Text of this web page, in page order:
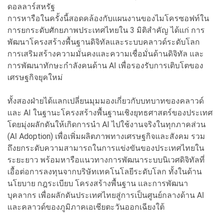
ดอลลาร์สหรัฐ
การหารือในครั้งนี้สอดคล้องกับแผนงานของไมโครซอฟท์ใน
การยกระดับศักยภาพประเทศไทยใน 3 มิติสำคัญ ได้แก่ การ
พัฒนาโครงสร้างพื้นฐานดิจิทัลและระบบคลาวด์ระดับโลก
การเสริมสร้างความมั่นคงและความเชื่อมั่นด้านดิจิทัล และ
การพัฒนาทักษะกำลังคนด้าน AI เพื่อรองรับการเติบโตของ
เศรษฐกิจยุคใหม่
ทั้งสองฝ่ายได้แลกเปลี่ยนมุมมองเกี่ยวกับบทบาทของคลาวด์
และ AI ในฐานะโครงสร้างพื้นฐานเชิงยุทธศาสตร์ของประเทศ
โดยมุ่งผลักดันให้เกิดการนำ AI ไปใช้งานจริงในทุกภาคส่วน
(AI Adoption) เพื่อเพิ่มผลิตภาพทางเศรษฐกิจและสังคม รวม
ถึงยกระดับความสามารถในการแข่งขันของประเทศไทยใน
ระยะยาว พร้อมหารือแนวทางการพัฒนาระบบนิเวศดิจิทัลที่
เอื้อต่อการลงทุนจากบริษัทเทคโนโลยีระดับโลก ทั้งในด้าน
นโยบาย กฎระเบียบ โครงสร้างพื้นฐาน และการพัฒนา
บุคลากร เพื่อผลักดันประเทศไทยสู่การเป็นศูนย์กลางด้าน AI
และคลาวด์ของภูมิภาคเอเชียตะวันออกเฉียงใต้